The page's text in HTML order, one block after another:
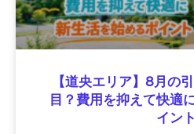
【道央エリア】8月の
目？費用を抑えて快適
イント